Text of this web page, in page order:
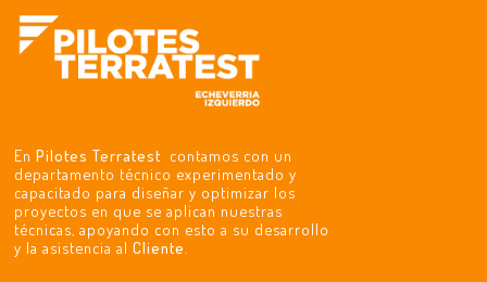
EnPilotes Terratest contamos con un
departamento técnico experimentado y
capacitado para diseñar y optimizar los
proyectos en que se aplican nuestras
técnicas, apoyando con esto a su desarrollo
y la asistencia alCliente